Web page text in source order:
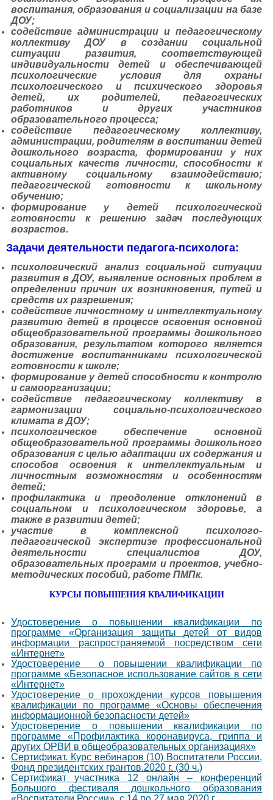
воспитания, образования и социализации на базе
ДОУ;
содействие администрации и педагогическому
коллективу ДОУ в создании социальной
ситуации развития, соответствующей
индивидуальности детей и обеспечивающей
психологические условия для охраны
психологического и психического здоровья
детей, их родителей, педагогических
работников и других участников
образовательного процесса;
содействие педагогическому коллективу,
администрации, родителям в воспитании детей
дошкольного возраста, формировании у них
социальных качеств личности, способности к
активному социальному взаимодействию;
педагогической готовности к школьному
обучению;
формирование у детей психологической
готовности к решению задач последующих
возрастов.
Задачи деятельности педагога-психолога:
психологический анализ социальной ситуации
развития в ДОУ, выявление основных проблем в
определении причин их возникновения, путей и
средств их разрешения;
содействие личностному и интеллектуальному
развитию детей в процессе освоения основной
общеобразовательной программы дошкольного
образования, результатом которого является
достижение воспитанниками психологической
готовности к школе;
формирование у детей способности к контролю
и самоорганизации;
содействие педагогическому коллективу в
гармонизации социально-психологического
климата в ДОУ;
психологическое обеспечение основной
общеобразовательной программы дошкольного
образования с целью адаптации их содержания и
способов освоения к интеллектуальным и
личностным возможностям и особенностям
детей;
профилактика и преодоление отклонений в
социальном и психологическом здоровье, а
также в развитии детей;
участие в комплексной психолого-
педагогической экспертизе профессиональной
деятельности специалистов ДОУ,
образовательных программ и проектов, учебно-
методических пособий, работе ПМПк.
КУРСЫ ПОВЫШЕНИЯ КВАЛИФИКАЦИИ
Удостоверение о повышении квалификации по
программе «Организация защиты детей от видов
информации распространяемой посредством сети
«Интернет»
Удостоверение о повышении квалификации по
программе «Безопасное использование сайтов в сети
«Интернет»
Удостоверение о прохождении курсов повышения
квалификации по программе «Основы обеспечения
информационной безопасности детей»
Удостоверение о повышении квалификации по
программе «Профилактика коронавируса, гриппа и
других ОРВИ в общеобразовательных организациях»
Сертификат. Курс вебинаров (10) Воспитатели России,
Фонд президентских грантов.2020 г. (30 ч.)
Сертификат участника 12 онлайн – конференций
Большого фестиваля дошкольного образования